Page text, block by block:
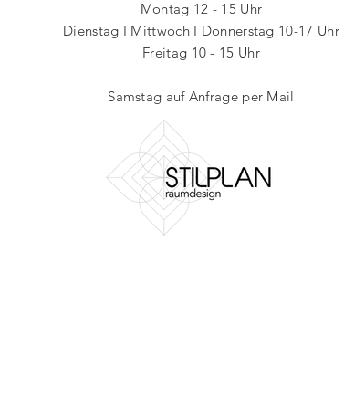
Montag 12 - 15 Uhr
Dienstag I Mittwoch I Donnerstag 10-17 Uhr
Freitag 10 - 15 Uhr
Samstag auf Anfrage per Mail